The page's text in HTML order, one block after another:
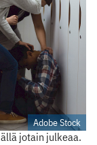
Adobe Stock
jotain julkeaa.